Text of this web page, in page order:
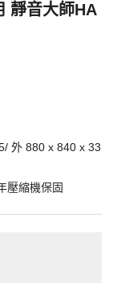
靜音大師HA
外 880 x 840 x 33
壓縮機保固